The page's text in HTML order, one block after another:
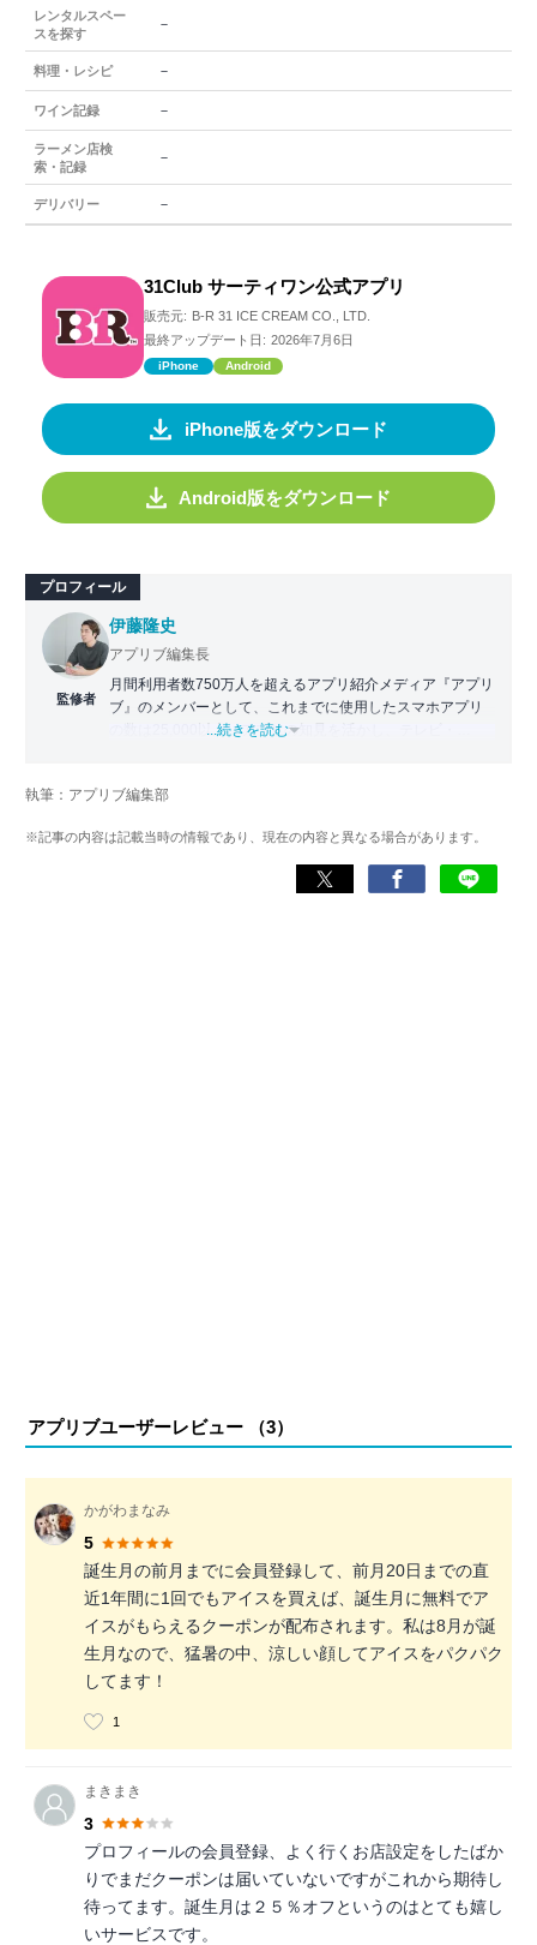
レンタルスペー
スを探す
－
料理・レシピ －
ワイン記録 －
ラーメン店検
索・記録
－
デリバリー －
31Club サーティワン公式アプリ
販売元: B-R 31 ICE CREAM CO., LTD.
最終アップデート日: 2026年7月6日
iPhone Android
iPhone版をダウンロード
Android版をダウンロード
プロフィール
監修者
伊藤隆史
アプリブ編集長
月間利用者数750万人を超えるアプリ紹介メディア『アプリ
ブ』のメンバーとして、これまでに使用したスマホアプリ
の数は25,000以上。アプリの知見を活かし、テレビ・
化アプリの紹介）、TBS『サタプラ』（スマホライフが変
スマホアプリ）他
...続きを読む
執筆：アプリブ編集部
※記事の内容は記載当時の情報であり、現在の内容と異なる場合があります。
アプリブユーザーレビュー （3）
かがわまなみ
5
誕生月の前月までに会員登録して、前月20日までの直
近1年間に1回でもアイスを買えば、誕生月に無料でア
イスがもらえるクーポンが配布されます。私は8月が誕
生月なので、猛暑の中、涼しい顔してアイスをパクパク
してます！
1
まきまき
3
プロフィールの会員登録、よく行くお店設定をしたばか
りでまだクーポンは届いていないですがこれから期待し
待ってます。誕生月は２５％オフというのはとても嬉し
いサービスです。